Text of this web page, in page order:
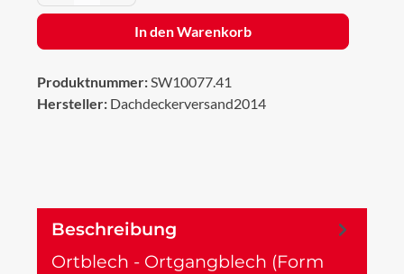
In den Warenkorb
Produktnummer:SW10077.41
Hersteller: Dachdeckerversand2014
Beschreibung
Ortblech - Ortgangblech (Form